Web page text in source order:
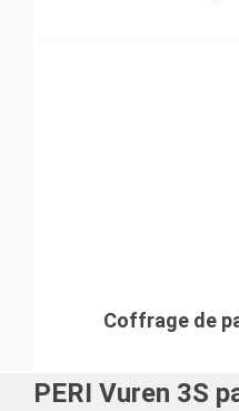
Coffrage de
PERI Vuren 3S